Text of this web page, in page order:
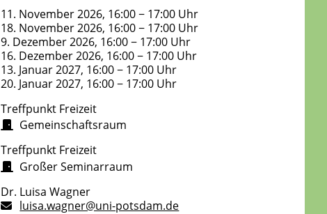
11. November 2026, 16:00 − 17:00 Uhr
18. November 2026, 16:00 − 17:00 Uhr
9. Dezember 2026, 16:00 − 17:00 Uhr
16. Dezember 2026, 16:00 − 17:00 Uhr
13. Januar 2027, 16:00 − 17:00 Uhr
20. Januar 2027, 16:00 − 17:00 Uhr
Treffpunkt Freizeit
Gemeinschaftsraum
Treffpunkt Freizeit
Großer Seminarraum
Dr. Luisa Wagner
luisa.wagner@uni-potsdam.de